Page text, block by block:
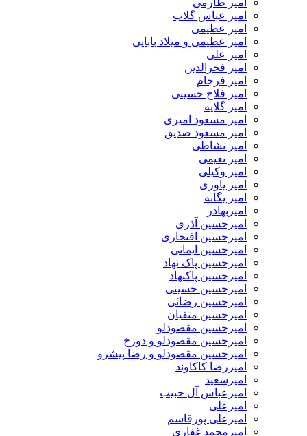
امیر عباس گلاب
امیر عظیمی
امیر عظیمی و میلاد بابایی
امیر علی
امیر فخرالدین
امیر فرجام
امیر فلاح حسینی
امیر گلایه
امیر مسعود امیری
امیر مسعود صدیق
امیر نشاطی
امیر نعیمی
امیر وکیلی
امیر یاوری
امیر یگانه
امیربهادر
امیرحسین آذری
امیرحسین افتخاری
امیرحسین ایمانی
امیرحسین پاک نهاد
امیرحسین پاکنهاد
امیرحسین حسینی
امیرحسین رضائی
امیرحسین متقیان
امیرحسین مقصودلو
امیرحسین مقصودلو و دوزخ
امیرحسین مقصودلو و رضا پیشرو
امیررضا کاکاوند
امیرسعید
امیرعباس آل حبیب
امیرعلی
امیرعلی پورقاسم
امیرمحمد غفاری